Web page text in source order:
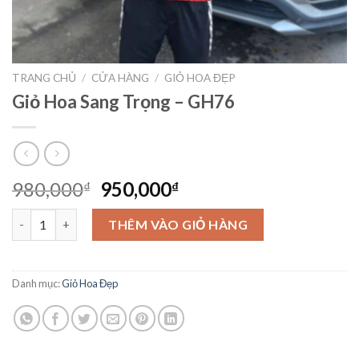
TRANG CHỦ / CỬA HÀNG / GIỎ HOA ĐẸP
Giỏ Hoa Sang Trọng – GH76
980,000₫
Giá
gốc
là:
980,000₫.
950,000₫Giá
hiện
tại
là:
950,000₫.
Giỏ Hoa Sang Trọng – GH76 số lượng
THÊM VÀO GIỎ HÀNG
Danh mục:Giỏ Hoa Đẹp